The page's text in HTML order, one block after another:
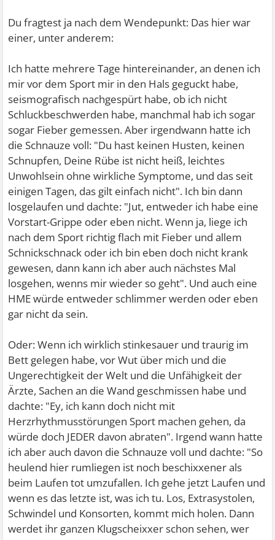
Du fragtest ja nach dem Wendepunkt: Das hier war
einer, unter anderem:
Ich hatte mehrere Tage hintereinander, an denen ich
mir vor dem Sport mir in den Hals geguckt habe,
seismografisch nachgespürt habe, ob ich nicht
Schluckbeschwerden habe, manchmal hab ich sogar
sogar Fieber gemessen. Aber irgendwann hatte ich
die Schnauze voll: "Du hast keinen Husten, keinen
Schnupfen, Deine Rübe ist nicht heiß, leichtes
Unwohlsein ohne wirkliche Symptome, und das seit
einigen Tagen, das gilt einfach nicht". Ich bin dann
losgelaufen und dachte: "Jut, entweder ich habe eine
Vorstart-Grippe oder eben nicht. Wenn ja, liege ich
nach dem Sport richtig flach mit Fieber und allem
Schnickschnack oder ich bin eben doch nicht krank
gewesen, dann kann ich aber auch nächstes Mal
losgehen, wenns mir wieder so geht". Und auch eine
HME würde entweder schlimmer werden oder eben
gar nicht da sein.
Oder: Wenn ich wirklich stinkesauer und traurig im
Bett gelegen habe, vor Wut über mich und die
Ungerechtigkeit der Welt und die Unfähigkeit der
Ärzte, Sachen an die Wand geschmissen habe und
dachte: "Ey, ich kann doch nicht mit
Herzrhythmusstörungen Sport machen gehen, da
würde doch JEDER davon abraten". Irgend wann hatte
ich aber auch davon die Schnauze voll und dachte: "So
heulend hier rumliegen ist noch beschixxener als
beim Laufen tot umzufallen. Ich gehe jetzt Laufen und
wenn es das letzte ist, was ich tu. Los, Extrasystolen,
Schwindel und Konsorten, kommt mich holen. Dann
werdet ihr ganzen Klugscheixxer schon sehen, wer